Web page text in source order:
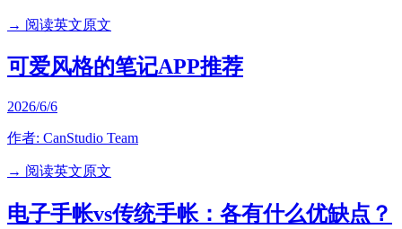
→ 阅读英文原文
可爱风格的笔记APP推荐
2026/6/6
作者: CanStudio Team
→ 阅读英文原文
电子手帐vs传统手帐：各有什么优缺点？